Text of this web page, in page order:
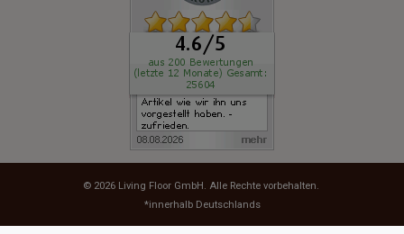
© 2026 Living Floor GmbH . Alle Rechte vorbehalten.
*innerhalb Deutschlands